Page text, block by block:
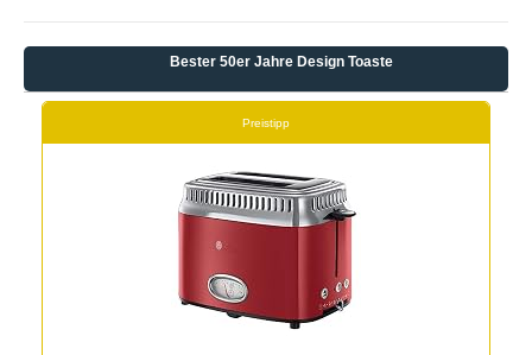
Bester 50er Jahre Design Toaste
Preistipp